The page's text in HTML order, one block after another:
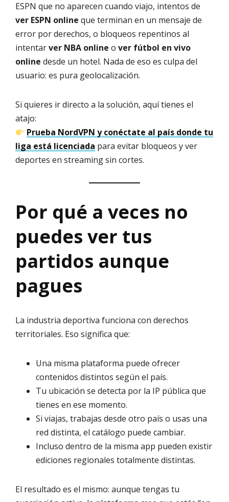
ESPN que no aparecen cuando viajo, intentos de
ver ESPN online que terminan en un mensaje de
error por derechos, o bloqueos repentinos al
intentarver NBA online o ver fútbol en vivo
online desde un hotel. Nada de eso es culpa del
usuario: es pura geolocalización.
Si quieres ir directo a la solución, aquí tienes el
atajo:
Prueba NordVPN y conéctate al país donde tu
liga está licenciada para evitar bloqueos y ver
deportes en streaming sin cortes.
Por qué a veces no
puedes ver tus
partidos aunque
pagues
La industria deportiva funciona con derechos
territoriales. Eso significa que:
Una misma plataforma puede ofrecer
contenidos distintos según el país.
Tu ubicación se detecta por la IP pública que
tienes en ese momento.
Si viajas, trabajas desde otro país o usas una
red distinta, el catálogo puede cambiar.
Incluso dentro de la misma app pueden existir
ediciones regionales totalmente distintas.
El resultado es el mismo: aunque tengas tu